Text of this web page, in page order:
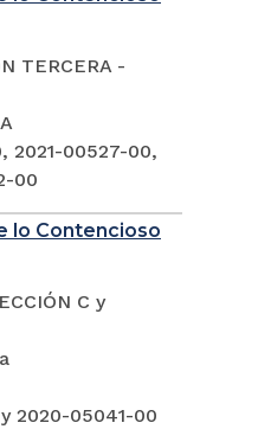
TERCERA -
2021-00527-00,
00
lo Contencioso
C y
2020-05041-00